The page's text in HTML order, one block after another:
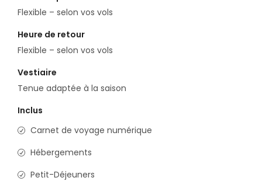
Flexible – selon vos vols
Heure de retour
Flexible – selon vos vols
Vestiaire
Tenue adaptée à la saison
Inclus
Carnet de voyage numérique
Hébergements
Petit-Déjeuners